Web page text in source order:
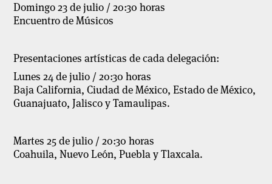
Domingo 23 de julio / 20:30 horas
Encuentro de Músicos
Presentaciones artísticas de cada delegación:
Lunes 24 de julio / 20:30 horas
Baja California, Ciudad de México, Estado de México,
Guanajuato, Jalisco y Tamaulipas.
Martes 25 de julio / 20:30 horas
Coahuila, Nuevo León, Puebla y Tlaxcala.